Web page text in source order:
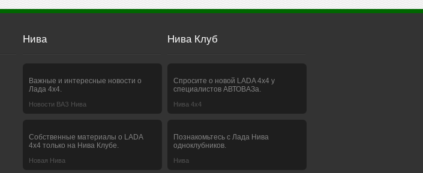
Нива
Важные и интересные новости о
Лада 4х4.
Новости ВАЗ Нива
Собственные материалы о LADA
4x4 только на Нива Клубе.
Новая Нива
Нива Клуб
Спросите о новой LADA 4x4 у
специалистов АВТОВАЗа.
Нива 4х4
Познакомьтесь с Лада Нива
одноклубников.
Нива